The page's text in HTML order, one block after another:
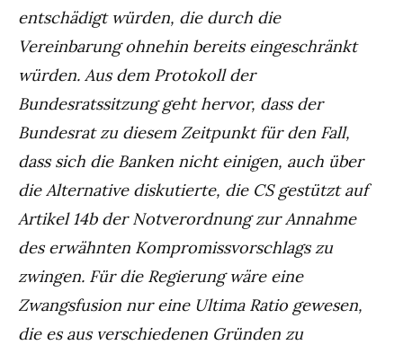
entschädigt würden, die durch die
Vereinbarung ohnehin bereits eingeschränkt
würden. Aus dem Protokoll der
Bundesratssitzung geht hervor, dass der
Bundesrat zu diesem Zeitpunkt für den Fall,
dass sich die Banken nicht einigen, auch über
die Alternative diskutierte, die CS gestützt auf
Artikel 14b der Notverordnung zur Annahme
des erwähnten Kompromissvorschlags zu
zwingen. Für die Regierung wäre eine
Zwangsfusion nur eine Ultima Ratio gewesen,
die es aus verschiedenen Gründen zu